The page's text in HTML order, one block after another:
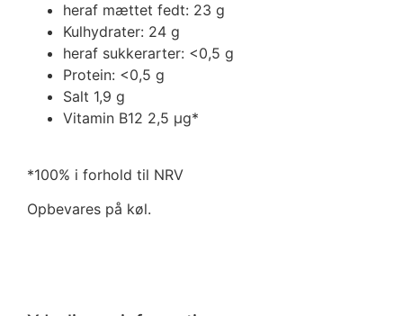
heraf mættet fedt: 23 g
Kulhydrater: 24 g
heraf sukkerarter: <0,5 g
Protein: <0,5 g
Salt 1,9 g
Vitamin B12 2,5 μg*
*100% i forhold til NRV
Opbevares på køl.